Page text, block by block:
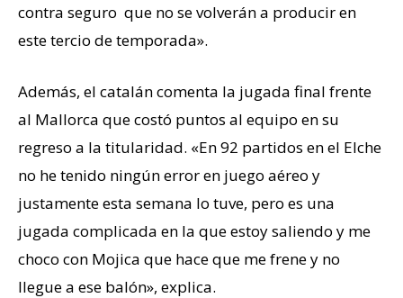
contra seguro que no se volverán a producir en
este tercio de temporada».
Además, el catalán comenta la jugada final frente
al Mallorca que costó puntos al equipo en su
regreso a la titularidad. «En 92 partidos en el Elche
no he tenido ningún error en juego aéreo y
justamente esta semana lo tuve, pero es una
jugada complicada en la que estoy saliendo y me
choco con Mojica que hace que me frene y no
llegue a ese balón», explica.